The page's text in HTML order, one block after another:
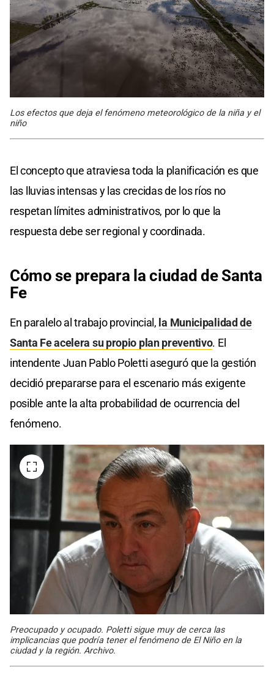
Los efectos que deja el fenómeno meteorológico de la niña y el
niño
El concepto que atraviesa toda la planificación es que
las lluvias intensas y las crecidas de los ríos no
respetan límites administrativos, por lo que la
respuesta debe ser regional y coordinada.
Cómo se prepara la ciudad de Santa
Fe
En paralelo al trabajo provincial, la Municipalidad de
Santa Fe acelera su propio plan preventivo. El
intendente Juan Pablo Poletti aseguró que la gestión
decidió prepararse para el escenario más exigente
posible ante la alta probabilidad de ocurrencia del
fenómeno.
Preocupado y ocupado. Poletti sigue muy de cerca las
implicancias que podría tener el fenómeno de El Niño en la
ciudad y la región. Archivo.